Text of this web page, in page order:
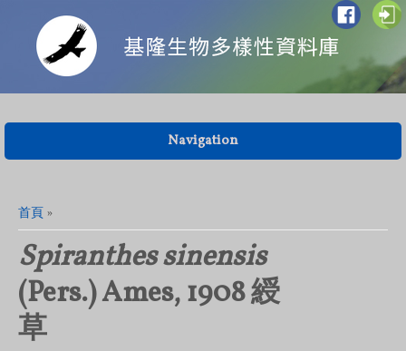
Navigation
您在這裡
首頁 »
Spiranthes sinensis
(Pers.) Ames, 1908 綬
草